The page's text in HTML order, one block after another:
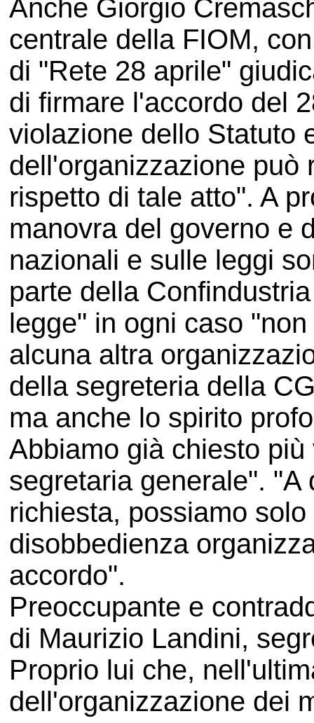
Anche Giorgio
centrale della FIOM,
di "Rete 28 aprile"
di firmare l'accordo del
violazione dello Statuto
dell'organizzazione può
rispetto di tale atto". A
manovra del governo e
nazionali e sulle leggi
parte della
legge" in ogni caso
alcuna altra
della segreteria della
ma anche lo spirito
Abbiamo già chiesto
segretaria generale".
richiesta, possiamo
disobbedienza
accordo".
Preoccupante e
di Maurizio Landini,
Proprio lui che,
dell'organizzazione dei